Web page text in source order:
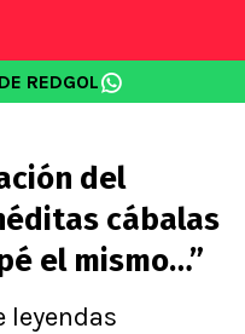
REDGOL
del
cábalas
el mismo…”
leyendas